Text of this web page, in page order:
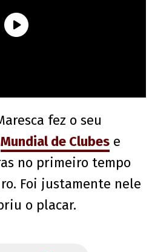
fez o seu
Mundial de Clubes e
no primeiro tempo
Foi justamente nele
o placar.